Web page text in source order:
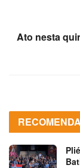
Ato nesta